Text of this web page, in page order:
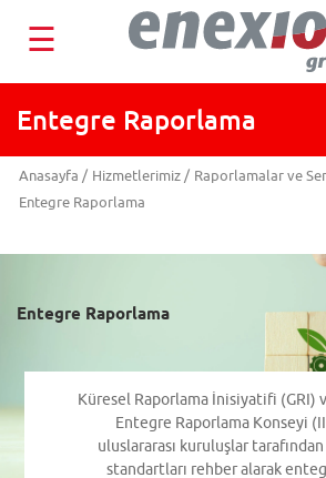
☰
Entegre Raporlama
Anasayfa / Hizmetlerimiz / Raporlamalar ve
Entegre Raporlama
Entegre Raporlama
Küresel Raporlama İnisiyatifi (GRI)
Entegre Raporlama Konseyi
uluslararası kuruluşlar
standartları rehber alarak